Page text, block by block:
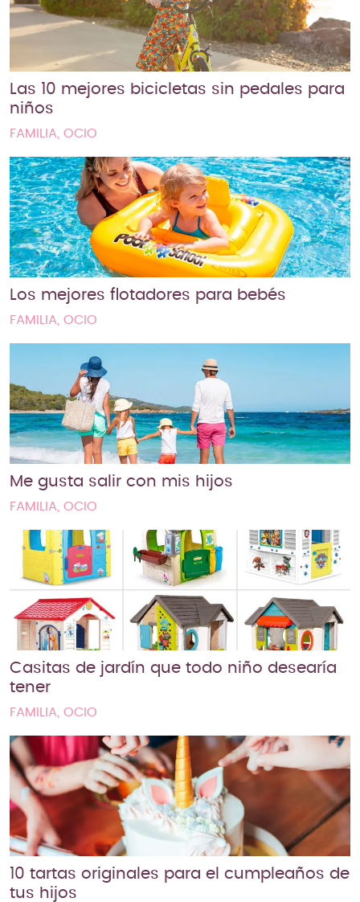
Las 10 mejores bicicletas sin pedales para
niños
FAMILIA, OCIO
Los mejores flotadores para bebés
FAMILIA, OCIO
Me gusta salir con mis hijos
FAMILIA, OCIO
Casitas de jardín que todo niño desearía
tener
FAMILIA, OCIO
10 tartas originales para el cumpleaños de
tus hijos